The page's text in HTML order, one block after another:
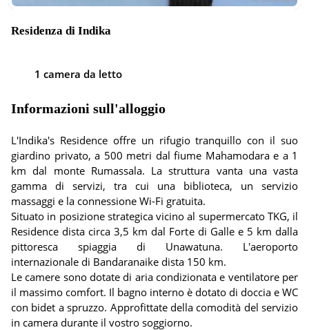
Residenza di Indika
1 camera da letto
Informazioni sull'alloggio
L'Indika's Residence offre un rifugio tranquillo con il suo
giardino privato, a 500 metri dal fiume Mahamodara e a 1
km dal monte Rumassala. La struttura vanta una vasta
gamma di servizi, tra cui una biblioteca, un servizio
massaggi e la connessione Wi-Fi gratuita.
Situato in posizione strategica vicino al supermercato TKG, il
Residence dista circa 3,5 km dal Forte di Galle e 5 km dalla
pittoresca spiaggia di Unawatuna. L'aeroporto
internazionale di Bandaranaike dista 150 km.
Le camere sono dotate di aria condizionata e ventilatore per
il massimo comfort. Il bagno interno è dotato di doccia e WC
con bidet a spruzzo. Approfittate della comodità del servizio
in camera durante il vostro soggiorno.